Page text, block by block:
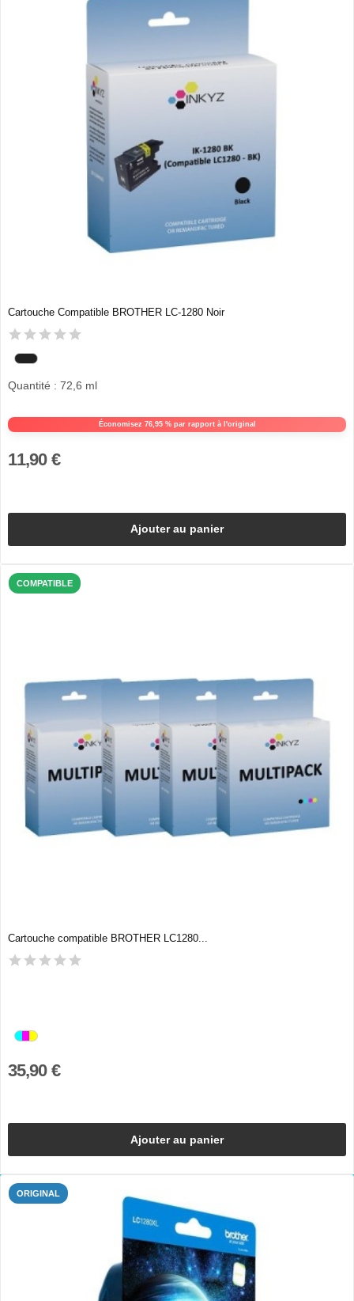
Cartouche Compatible BROTHER LC-1280 Noir
Économisez 76,95 % par rapport à l'original
Quantité : 72,6 ml
11,90 €
Ajouter au panier
COMPATIBLE
Cartouche compatible BROTHER LC1280...
35,90 €
Ajouter au panier
ORIGINAL